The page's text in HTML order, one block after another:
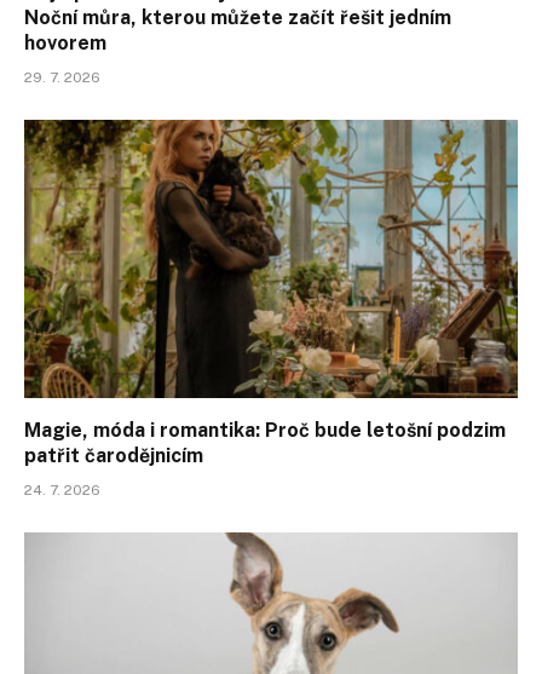
Noční můra, kterou můžete začít řešit jedním
hovorem
29. 7. 2026
Magie, móda i romantika: Proč bude letošní podzim
patřit čarodějnicím
24. 7. 2026